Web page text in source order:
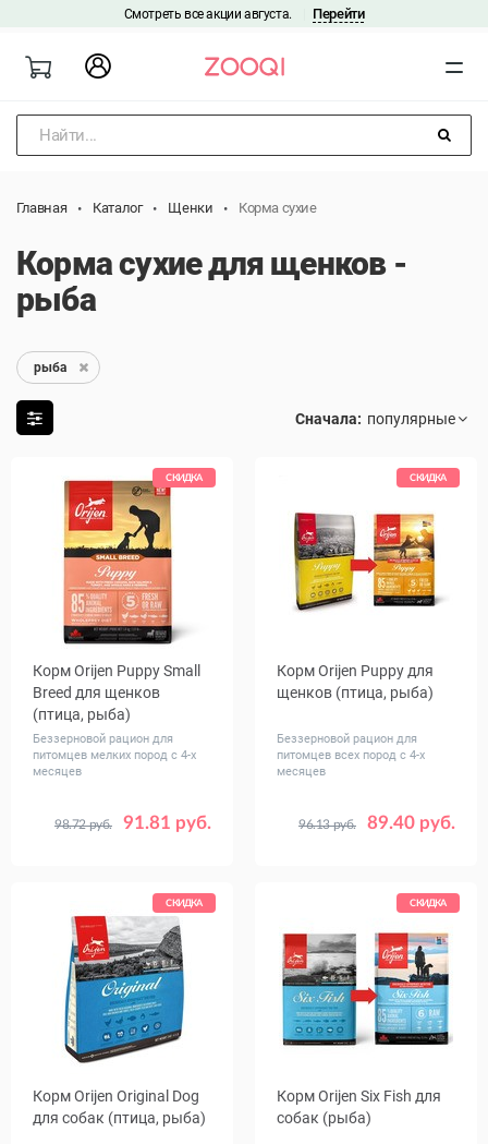
Смотреть все акции августа. Перейти
Найти...
Главная Каталог Щенки Корма сухие
Корма сухие для щенков -
рыба
рыба
Сначала:
СКИДКА
Корм Orijen Puppy Small
Breed для щенков
(птица, рыба)
Беззерновой рацион для
питомцев мелких пород с 4-х
месяцев
91.81 руб.
98.72 руб.
Вес, кг 1.8
СКИДКА
Корм Orijen Puppy для
щенков (птица, рыба)
Беззерновой рацион для
питомцев всех пород с 4-х
месяцев
89.40 руб.
96.13 руб.
Вес, кг 0.34 2
6
СКИДКА
Корм Orijen Original Dog
для собак (птица, рыба)
СКИДКА
Корм Orijen Six Fish для
собак (рыба)